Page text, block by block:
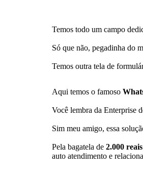
Temos todo um campo
Só que não, pegadinha do
Temos outra tela de
Aqui temos o famoso
Você lembra da Enterprise
Sim meu amigo, essa
Pela bagatela de 2.000
auto atendimento e